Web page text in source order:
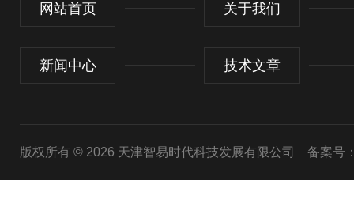
网站首页 关于我们
新闻中心 技术文章
版权所有 © 2026 天津智易时代科技发展有限公司 备案号